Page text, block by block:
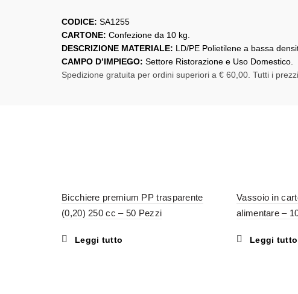
CODICE: SA1255
CARTONE: Confezione da 10 kg.
DESCRIZIONE MATERIALE: LD/PE Polietilene a bassa
CAMPO D’IMPIEGO: Settore Ristorazione e Uso Domestico.
Spedizione gratuita per ordini superiori a € 60,00. Tutti i prezzi
Bicchiere premium PP trasparente
(0,20) 250 cc – 50 Pezzi
Leggi tutto
Vassoio in
alimentare –
Leggi tutto